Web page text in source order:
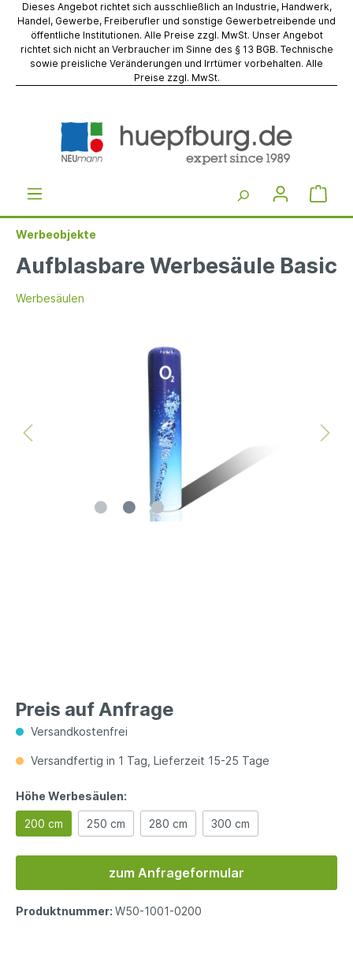
Dieses Angebot richtet sich ausschließlich an Industrie, Handwerk,
Handel, Gewerbe, Freiberufler und sonstige Gewerbetreibende und
öffentliche Institutionen. Alle Preise zzgl. MwSt. Unser Angebot
richtet sich nicht an Verbraucher im Sinne des § 13 BGB. Technische
sowie preisliche Veränderungen und Irrtümer vorbehalten. Alle
Preise zzgl. MwSt.
Werbeobjekte
Aufblasbare Werbesäule Basic
Werbesäulen
Preis auf Anfrage
Versandkostenfrei
Versandfertig in 1 Tag, Lieferzeit 15-25 Tage
Höhe Werbesäulen:
200 cm 250 cm 280 cm 300 cm
zum Anfrageformular
Produktnummer: W50-1001-0200